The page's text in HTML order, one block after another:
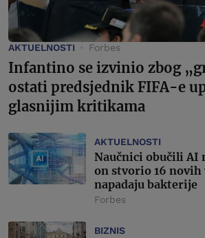
AKTUELNOSTI Forbes
Infantino se izvinio zbog
ostati predsjednik FIFA-e
glasnijim kritikama
AKTUELNOSTI
Naučnici obučili AI
on stvorio 16
napadaju bakterije
Forbes
BIZNIS